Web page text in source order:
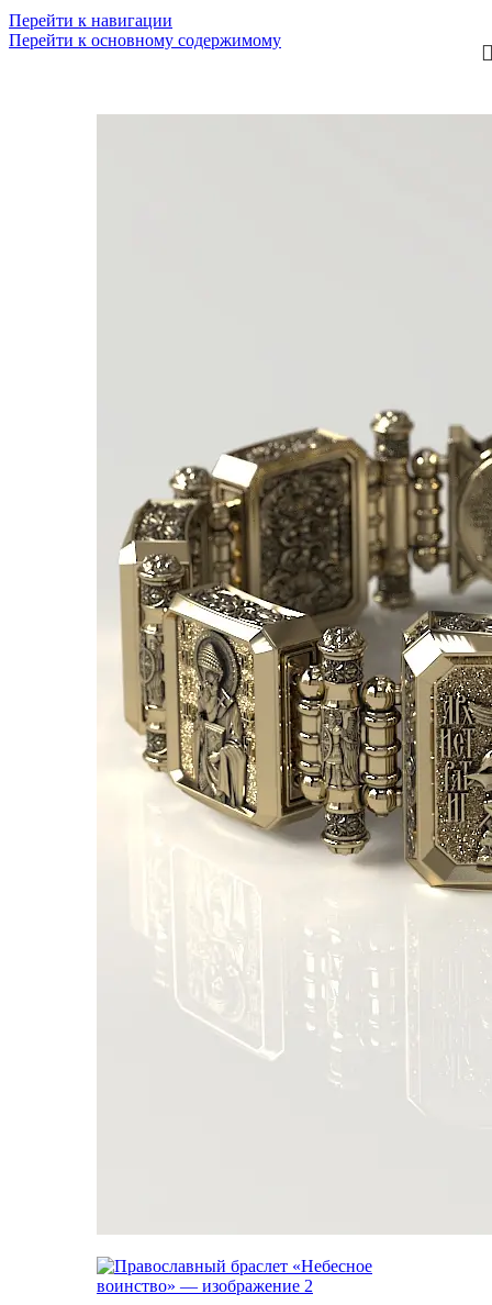
Перейти к навигации
Перейти к основному содержимому